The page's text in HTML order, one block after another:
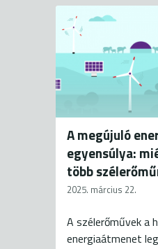
A megújuló
egyensúlya:
több
2025. március 22.
A szélerőművek a
energiaátmenet